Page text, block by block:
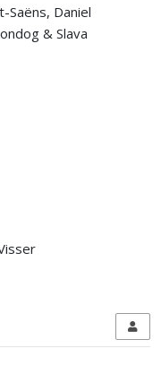
Saëns, Daniel
& Slava